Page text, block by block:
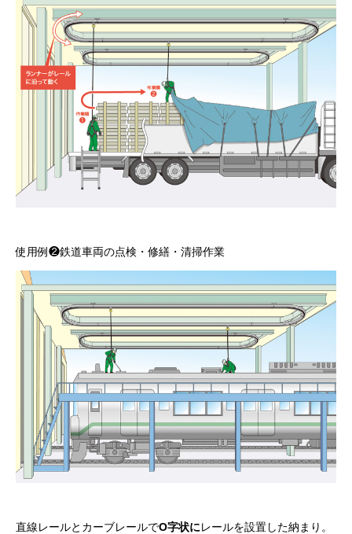
使用例❷鉄道車両の点検・修繕・清掃作業
直線レールとカーブレールでO字状にレールを設置した納まり。